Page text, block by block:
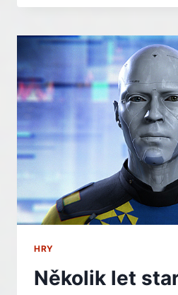
HRU
2025,
VÍTĚZ
NEDAL
KONKURENTŮM
NEJMENŠÍ
ŠANCI
HRY
Několik let